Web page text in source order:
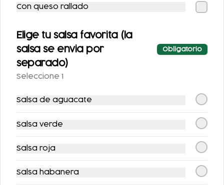
SIDRAL LIGHT 355ML
$25.00
FANTA SIN AZUCAR
Postres
Con queso rallado
Elige tu salsa favorita (la
salsa se envia por
separado)
Obligatorio
Seleccione 1
Salsa de aguacate
Salsa verde
Salsa roja
Salsa habanera